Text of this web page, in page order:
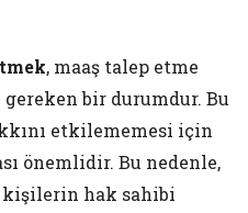
, maaş talep etme
bir durumdur. Bu
etkilememesi için
önemlidir. Bu nedenle,
kişilerin hak sahibi